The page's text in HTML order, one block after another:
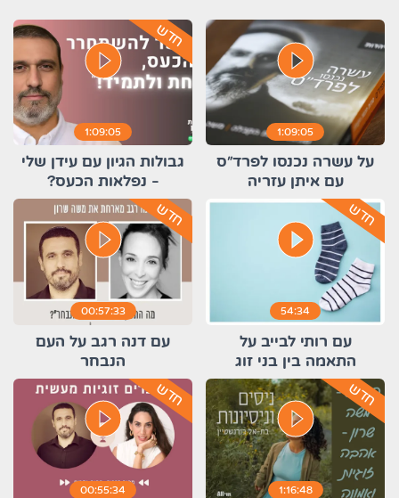
1:09:05
play_circle_filled
על עשרה נכנסו לפרד"ס
עם איתן עזריה
חדש
1:09:05
play_circle_filled
גבולות הגיון עם עידן שלי
- נפלאות הכעס?
חדש
54:34
play_circle_filled
עם רותי לבייב על
התאמה בין בני זוג
חדש
00:57:33
play_circle_filled
עם דנה רגב על העם
הנבחר
חדש
1:16:48
play_circle_filled
חדש
00:55:34
play_circle_filled